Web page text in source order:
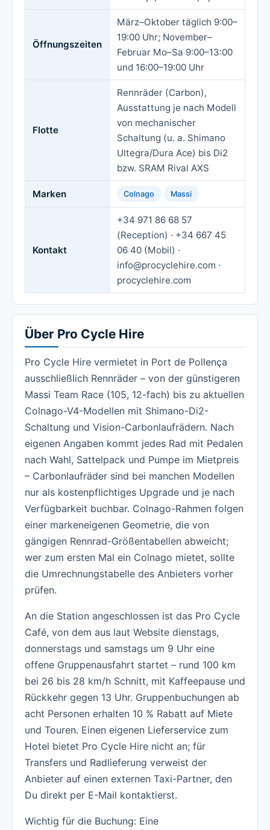
Öffnungszeiten
März–Oktober täglich 9:00–
19:00 Uhr; November–
Februar Mo–Sa 9:00–13:00
und 16:00–19:00 Uhr
Flotte
Rennräder (Carbon),
Ausstattung je nach Modell
von mechanischer
Schaltung (u. a. Shimano
Ultegra/Dura Ace) bis Di2
bzw. SRAM Rival AXS
Marken Colnago Massi
Kontakt
+34 971 86 68 57
(Reception) · +34 667 45
06 40 (Mobil) ·
info@procyclehire.com ·
procyclehire.com
Über Pro Cycle Hire
Pro Cycle Hire vermietet in Port de Pollença
ausschließlich Rennräder – von der günstigeren
Massi Team Race (105, 12-fach) bis zu aktuellen
Colnago-V4-Modellen mit Shimano-Di2-
Schaltung und Vision-Carbonlaufrädern. Nach
eigenen Angaben kommt jedes Rad mit Pedalen
nach Wahl, Sattelpack und Pumpe im Mietpreis
– Carbonlaufräder sind bei manchen Modellen
nur als kostenpflichtiges Upgrade und je nach
Verfügbarkeit buchbar. Colnago-Rahmen folgen
einer markeneigenen Geometrie, die von
gängigen Rennrad-Größentabellen abweicht;
wer zum ersten Mal ein Colnago mietet, sollte
die Umrechnungstabelle des Anbieters vorher
prüfen.
An die Station angeschlossen ist das Pro Cycle
Café, von dem aus laut Website dienstags,
donnerstags und samstags um 9 Uhr eine
offene Gruppenausfahrt startet – rund 100 km
bei 26 bis 28 km/h Schnitt, mit Kaffeepause und
Rückkehr gegen 13 Uhr. Gruppenbuchungen ab
acht Personen erhalten 10 % Rabatt auf Miete
und Touren. Einen eigenen Lieferservice zum
Hotel bietet Pro Cycle Hire nicht an; für
Transfers und Radlieferung verweist der
Anbieter auf einen externen Taxi-Partner, den
Du direkt per E-Mail kontaktierst.
Wichtig für die Buchung: Eine